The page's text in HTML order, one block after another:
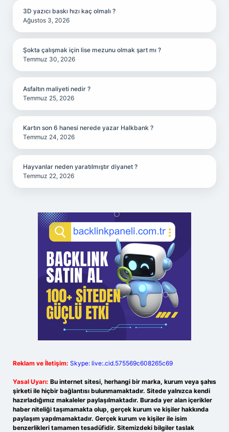
3D yazıcı baskı hızı kaç olmalı ?
Ağustos 3, 2026
Şokta çalışmak için lise mezunu olmak şart mı ?
Temmuz 30, 2026
Asfaltın maliyeti nedir ?
Temmuz 25, 2026
Kartın son 6 hanesi nerede yazar Halkbank ?
Temmuz 24, 2026
Hayvanlar neden yaratılmıştır diyanet ?
Temmuz 22, 2026
Reklam ve İletişim: Skype: live:.cid.575569c608265c69
Yasal Uyarı: Bu internet sitesi, herhangi bir marka, kurum veya şahıs
şirketi ile hiçbir bağlantısı bulunmamaktadır. Sitede yalnızca kendi
hazırladığımız makaleler paylaşılmaktadır. Burada yer alan içerikler
haber niteliği taşımamakta olup, gerçek kurum ve kişiler hakkında
paylaşım yapılmamaktadır. Gerçek kurum ve kişiler ile isim
benzerlikleri tamamen tesadüfidir. Sitemizdeki bilgiler taslak